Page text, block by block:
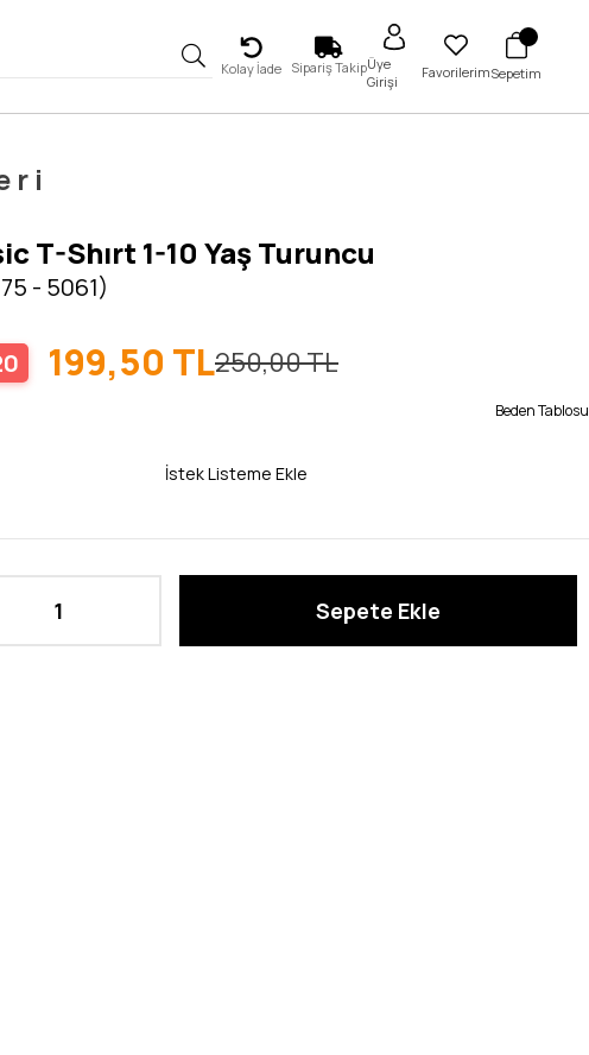
Kolay İade Sipariş TakipÜye
Girişi
FavorilerimSepetim
T-Shırt 1-10 Yaş Turuncu
- 5061)
250,00 TL
199,50 TL
Beden Tablosu
İstek Listeme Ekle